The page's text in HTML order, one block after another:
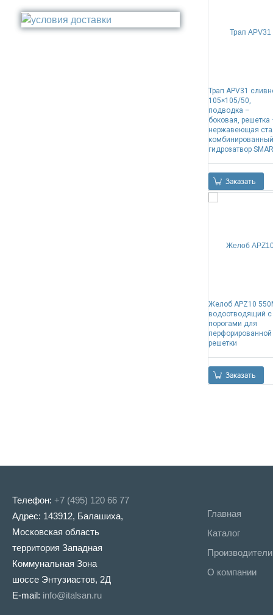
Стакан
Туалетный ёрш
Медь
Никель
Трап APV31
105×105/50,
подводка –
боковая, решетка
нержавеющая
комбинированный
гидрозатвор
Заказать
Желоб APZ10
водоотводящий с
порогами для
перфорированной
решетки
Заказать
Телефон: +7 (495) 120 66 77
Адрес: 143912, Балашиха,
Московская область
территория Западная
Коммунальная Зона
шоссе Энтузиастов, 2Д
E-mail: info@italsan.ru
Главная
Каталог
Производители
О компании